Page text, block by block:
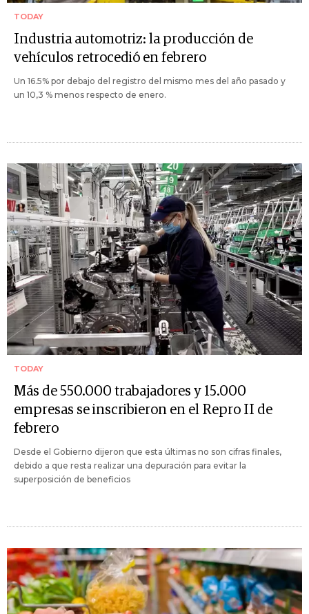
TODAY
Industria automotriz: la producción de
vehículos retrocedió en febrero
Un 16.5% por debajo del registro del mismo mes del año pasado y
un 10,3 % menos respecto de enero.
TODAY
Más de 550.000 trabajadores y 15.000
empresas se inscribieron en el Repro II de
febrero
Desde el Gobierno dijeron que esta últimas no son cifras finales,
debido a que resta realizar una depuración para evitar la
superposición de beneficios